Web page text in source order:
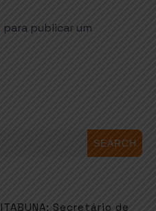
para publicar um
SEARCH
ITABUNA: Secretário de